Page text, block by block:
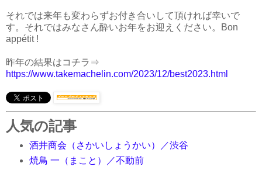
それでは来年も変わらずお付き合いして頂ければ幸いで
す。それではみなさん酔いお年をお迎えください。Bon
appétit !
昨年の結果はコチラ⇒
https://www.takemachelin.com/2023/12/best2023.html
人気の記事
酒井商会（さかいしょうかい）／渋谷
焼鳥 一（まこと）／不動前